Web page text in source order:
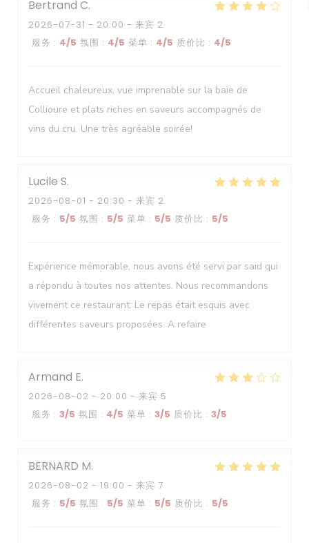
Bertrand C
2026-07-31 - 20:00 - 来宾 2
服务 : 4/5 氛围 : 4/5 菜单 : 4/5 质价比 : 4/5
Accueil chaleureux, vue imprenable sur la baie de
Collioure et plats riches en saveurs accompagnés de
vins du cru. Une très agréable soirée!
Lucile S
2026-08-01 - 20:30 - 来宾 2
服务 : 5/5 氛围 : 5/5 菜单 : 5/5 质价比 : 5/5
Expérience mémorable, nous avons été servi par said qui
a répondu à toutes nos attentes. Nous recommandons
vivement ce restaurant. Le repas était esquis avec
différentes saveurs proposées. A refaire
Armand E
2026-08-02 - 20:00 - 来宾 5
服务 : 3/5 氛围 : 4/5 菜单 : 3/5 质价比 : 3/5
BERNARD M
2026-08-02 - 19:00 - 来宾 7
服务 : 5/5 氛围 : 5/5 菜单 : 5/5 质价比 : 5/5